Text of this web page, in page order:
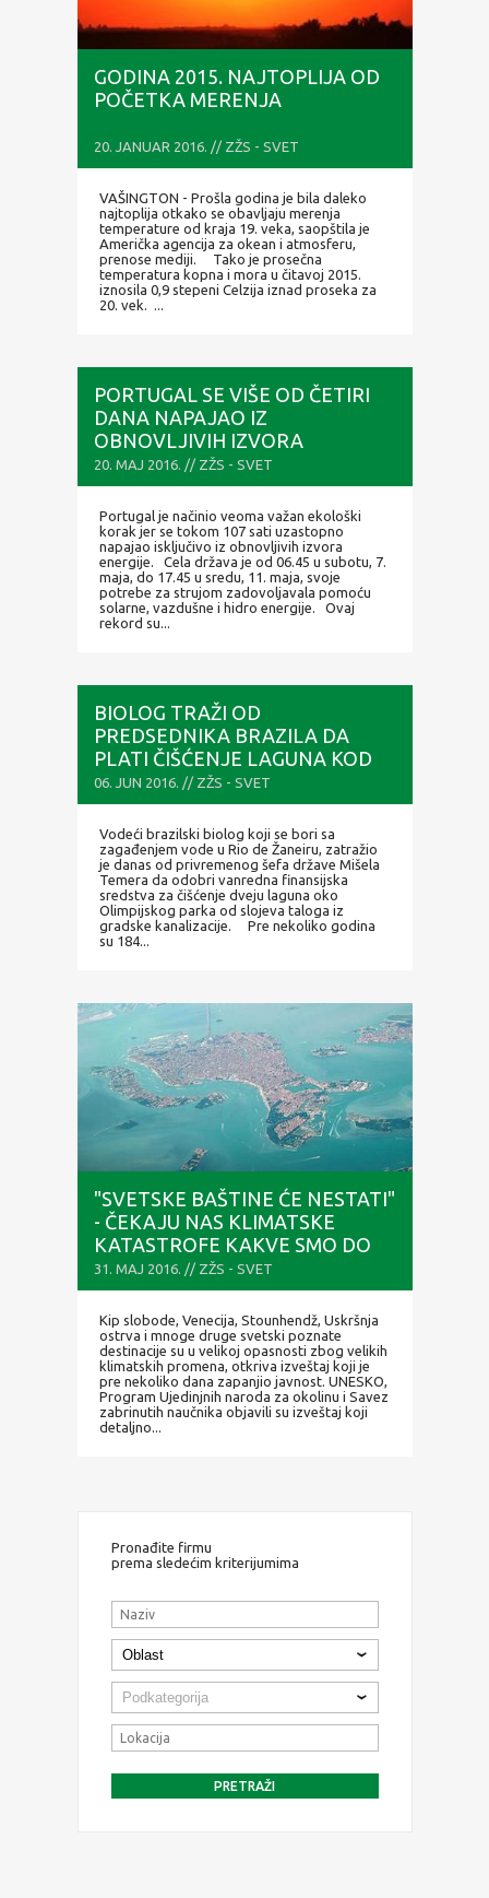
GODINA 2015. NAJTOPLIJA OD
POČETKA MERENJA
20. JANUAR 2016. // ZŽS - SVET
VAŠINGTON - Prošla godina je bila daleko
najtoplija otkako se obavljaju merenja
temperature od kraja 19. veka, saopštila je
Američka agencija za okean i atmosferu,
prenose mediji. Tako je prosečna
temperatura kopna i mora u čitavoj 2015.
iznosila 0,9 stepeni Celzija iznad proseka za
20. vek. ...
PORTUGAL SE VIŠE OD ČETIRI
DANA NAPAJAO IZ
OBNOVLJIVIH IZVORA
20. MAJ 2016. // ZŽS - SVET
Portugal je načinio veoma važan ekološki
korak jer se tokom 107 sati uzastopno
napajao isključivo iz obnovljivih izvora
energije. Cela država je od 06.45 u subotu, 7.
maja, do 17.45 u sredu, 11. maja, svoje
potrebe za strujom zadovoljavala pomoću
solarne, vazdušne i hidro energije. Ovaj
rekord su...
BIOLOG TRAŽI OD
PREDSEDNIKA BRAZILA DA
PLATI ČIŠĆENJE LAGUNA KOD
OLIMPIJSKOG PARKA
06. JUN 2016. // ZŽS - SVET
Vodeći brazilski biolog koji se bori sa
zagađenjem vode u Rio de Žaneiru, zatražio
je danas od privremenog šefa države Mišela
Temera da odobri vanredna finansijska
sredstva za čišćenje dveju laguna oko
Olimpijskog parka od slojeva taloga iz
gradske kanalizacije. Pre nekoliko godina
su 184...
"SVETSKE BAŠTINE ĆE NESTATI"
- ČEKAJU NAS KLIMATSKE
KATASTROFE KAKVE SMO DO
SADA GLEDALI SAMO U
FILMOVIM
31. MAJ 2016. // ZŽS - SVET
Kip slobode, Venecija, Stounhendž, Uskršnja
ostrva i mnoge druge svetski poznate
destinacije su u velikoj opasnosti zbog velikih
klimatskih promena, otkriva izveštaj koji je
pre nekoliko dana zapanjio javnost. UNESKO,
Program Ujedinjnih naroda za okolinu i Savez
zabrinutih naučnika objavili su izveštaj koji
detaljno...
Pronađite firmu
prema sledećim kriterijumima